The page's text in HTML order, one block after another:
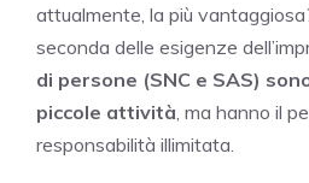
attualmente, la più
seconda delle esigenze
di persone (SNC e SAS)
piccole attività , ma hanno il
responsabilità illimitata.